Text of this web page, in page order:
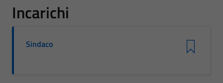
Incarichi
Sindaco